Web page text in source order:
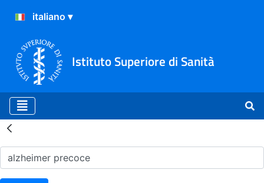
Istituto Superiore di Sanità
Risultati della Ricerca -